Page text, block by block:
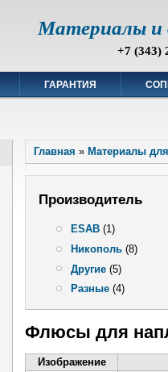
Материалы и
+7 (343)
ГАРАНТИЯ
Главная » Материалы
Производитель
ESAB (1)
Никополь (8)
Другие (5)
Разные (4)
Флюсы для
Изображение